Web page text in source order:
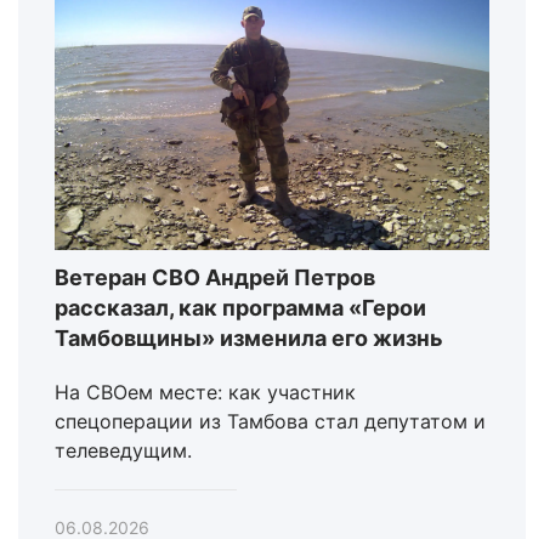
Ветеран СВО Андрей Петров
рассказал, как программа «Герои
Тамбовщины» изменила его жизнь
На СВОем месте: как участник
спецоперации из Тамбова стал депутатом и
телеведущим.
06.08.2026